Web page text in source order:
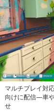
マルチプレイ対
向けに配信―車
せ